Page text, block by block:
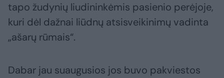
tapo žudynių liudininkėmis pasienio perėjoje,
kuri dėl dažnai liūdnų atsisveikinimų vadinta
„ašarų rūmais“.
Dabar jau suaugusios jos buvo pakviestos